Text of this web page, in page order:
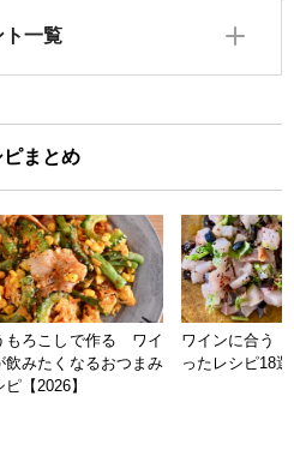
ト一覧
まとめ
もろこしで作る ワイ
飲みたくなるおつまみ
ピ【2026】
ワインに合う
ったレシピ18